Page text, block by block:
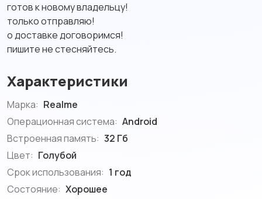
готов к новому владельцу!
только отправляю!
о доставке договоримся!
пишите не стесняйтесь.
Характеристики
Марка: Realme
Операционная система: Android
Встроенная память: 32 Гб
Цвет: Голубой
Срок использования: 1 год
Состояние: Хорошее